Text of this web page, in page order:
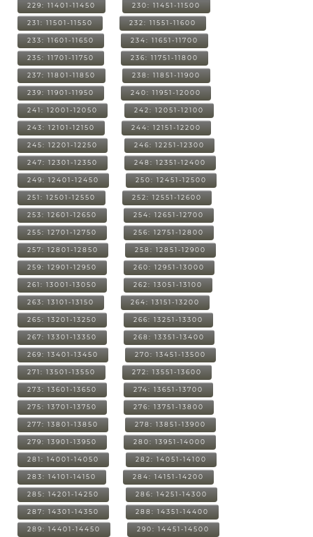
229: 11401-11450 230: 11451-11500
231: 11501-11550 232: 11551-11600
233: 11601-11650 234: 11651-11700
235: 11701-11750 236: 11751-11800
237: 11801-11850 238: 11851-11900
239: 11901-11950 240: 11951-12000
241: 12001-12050 242: 12051-12100
243: 12101-12150 244: 12151-12200
245: 12201-12250 246: 12251-12300
247: 12301-12350 248: 12351-12400
249: 12401-12450 250: 12451-12500
251: 12501-12550 252: 12551-12600
253: 12601-12650 254: 12651-12700
255: 12701-12750 256: 12751-12800
257: 12801-12850 258: 12851-12900
259: 12901-12950 260: 12951-13000
261: 13001-13050 262: 13051-13100
263: 13101-13150 264: 13151-13200
265: 13201-13250 266: 13251-13300
267: 13301-13350 268: 13351-13400
269: 13401-13450 270: 13451-13500
271: 13501-13550 272: 13551-13600
273: 13601-13650 274: 13651-13700
275: 13701-13750 276: 13751-13800
277: 13801-13850 278: 13851-13900
279: 13901-13950 280: 13951-14000
281: 14001-14050 282: 14051-14100
283: 14101-14150 284: 14151-14200
285: 14201-14250 286: 14251-14300
287: 14301-14350 288: 14351-14400
289: 14401-14450 290: 14451-14500